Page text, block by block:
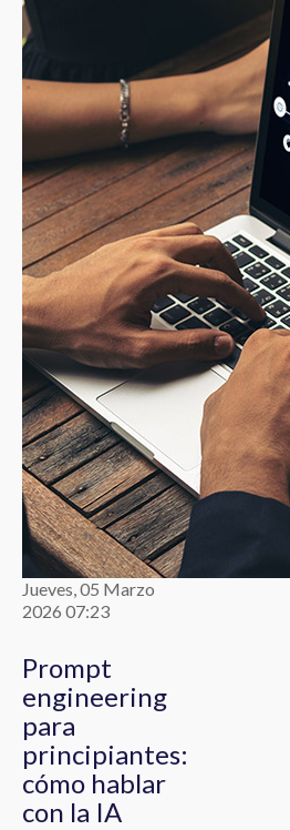
Jueves, 05 Marzo
2026 07:23
Prompt
engineering
para
principiantes:
cómo hablar
con la IA